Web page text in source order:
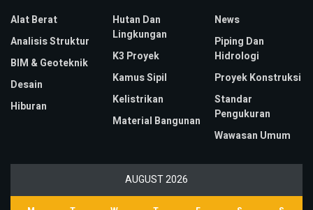
Alat Berat
Analisis Struktur
BIM & Geoteknik
Desain
Hiburan
Hutan Dan
Lingkungan
K3 Proyek
Kamus Sipil
Kelistrikan
Material Bangunan
News
Piping Dan
Hidrologi
Proyek Konstruksi
Standar
Pengukuran
Wawasan Umum
AUGUST 2026